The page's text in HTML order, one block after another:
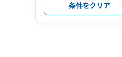
条件をクリア